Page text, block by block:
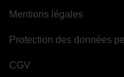
Mentions légales
Protection des données
CGV